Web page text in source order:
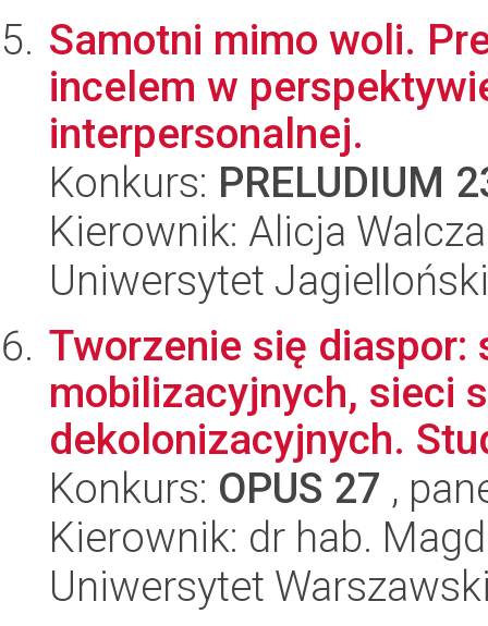
Samotni mimo woli.
incelem w
interpersonalnej.
Konkurs: PRELUDIUM
Kierownik: Alicja
Uniwersytet Jagielloński
Tworzenie się diaspor:
mobilizacyjnych, sieci
dekolonizacyjnych.
Konkurs: OPUS 27 ,
Kierownik: dr hab.
Uniwersytet